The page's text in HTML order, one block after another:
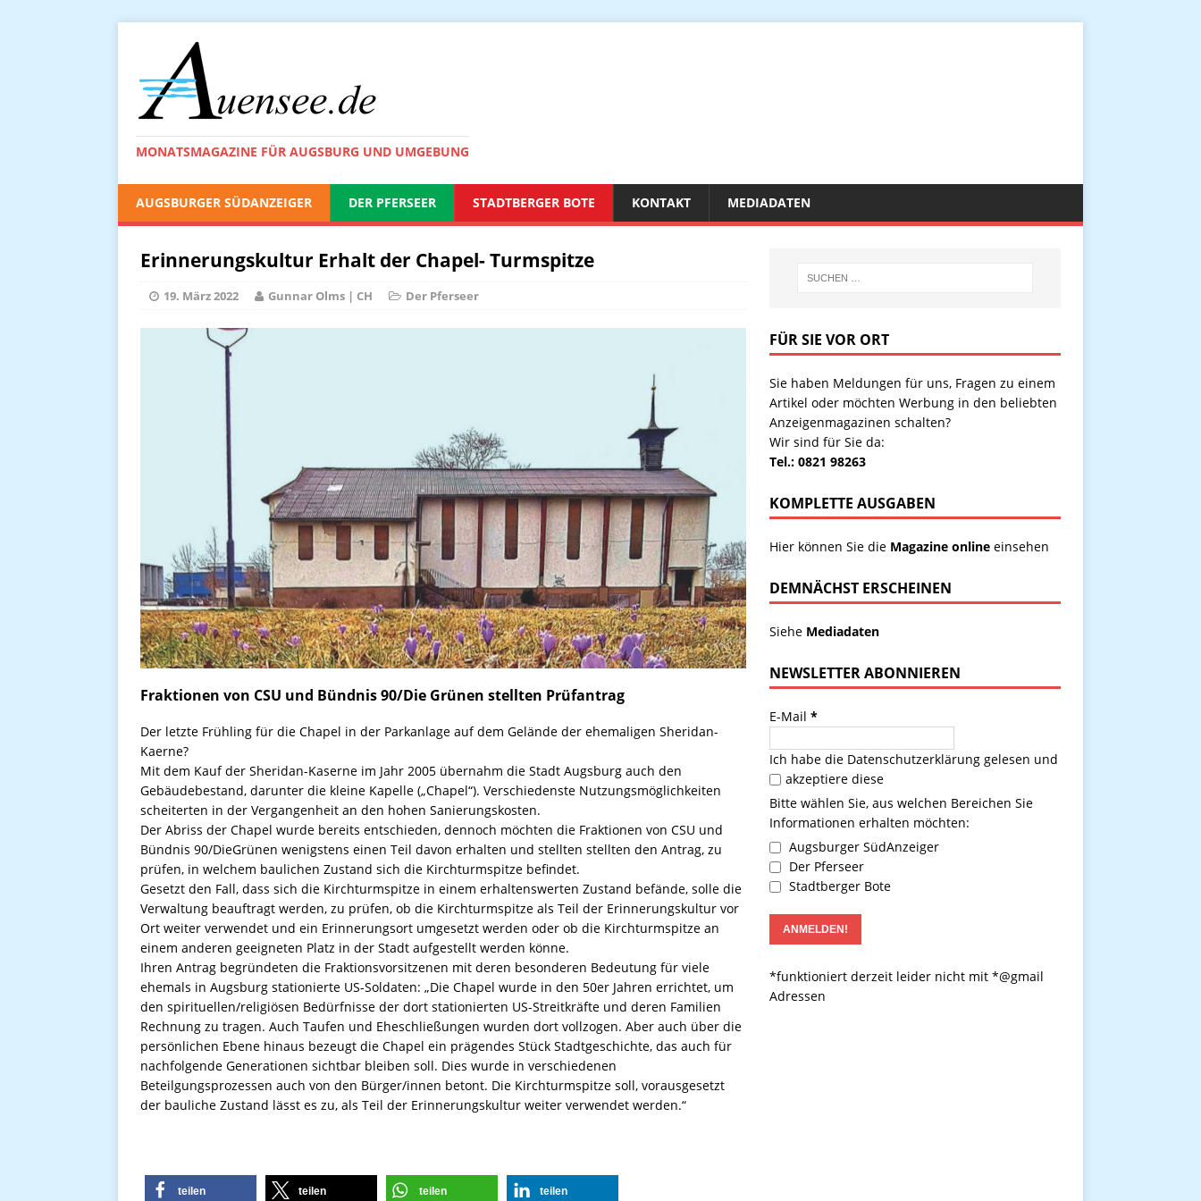
MONATSMAGAZINE FÜR AUGSBURG UND UMGEBUNG
AUGSBURGER SÜDANZEIGER DER PFERSEER STADTBERGER BOTE KONTAKT MEDIADATEN
Erinnerungskultur Erhalt der Chapel- Turmspitze
19. März 2022 Gunnar Olms | CH Der Pferseer
Fraktionen von CSU und Bündnis 90/Die Grünen stellten Prüfantrag
Der letzte Frühling für die Chapel in der Parkanlage auf dem Gelände der ehemaligen Sheridan-
Kaerne?
Mit dem Kauf der Sheridan-Kaserne im Jahr 2005 übernahm die Stadt Augsburg auch den
Gebäudebestand, darunter die kleine Kapelle („Chapel“). Verschiedenste Nutzungsmöglichkeiten
scheiterten in der Vergangenheit an den hohen Sanierungskosten.
Der Abriss der Chapel wurde bereits entschieden, dennoch möchten die Fraktionen von CSU und
Bündnis 90/DieGrünen wenigstens einen Teil davon erhalten und stellten stellten den Antrag, zu
prüfen, in welchem baulichen Zustand sich die Kirchturmspitze befindet.
Gesetzt den Fall, dass sich die Kirchturmspitze in einem erhaltenswerten Zustand befände, solle die
Verwaltung beauftragt werden, zu prüfen, ob die Kirchturmspitze als Teil der Erinnerungskultur vor
Ort weiter verwendet und ein Erinnerungsort umgesetzt werden oder ob die Kirchturmspitze an
einem anderen geeigneten Platz in der Stadt aufgestellt werden könne.
Ihren Antrag begründeten die Fraktionsvorsitzenen mit deren besonderen Bedeutung für viele
ehemals in Augsburg stationierte US-Soldaten: „Die Chapel wurde in den 50er Jahren errichtet, um
den spirituellen/religiösen Bedürfnisse der dort stationierten US-Streitkräfte und deren Familien
Rechnung zu tragen. Auch Taufen und Eheschließungen wurden dort vollzogen. Aber auch über die
persönlichen Ebene hinaus bezeugt die Chapel ein prägendes Stück Stadtgeschichte, das auch für
nachfolgende Generationen sichtbar bleiben soll. Dies wurde in verschiedenen
Beteilgungsprozessen auch von den Bürger/innen betont. Die Kirchturmspitze soll, vorausgesetzt
der bauliche Zustand lässt es zu, als Teil der Erinnerungskultur weiter verwendet werden.“
teilen teilen teilen teilen
FÜR SIE VOR ORT
Sie haben Meldungen für uns, Fragen zu einem
Artikel oder möchten Werbung in den beliebten
Anzeigenmagazinen schalten?
Wir sind für Sie da:
Tel.: 0821 98263
KOMPLETTE AUSGABEN
Hier können Sie die Magazine onlineeinsehen
DEMNÄCHST ERSCHEINEN
Siehe Mediadaten
NEWSLETTER ABONNIEREN
E-Mail *
Ich habe die Datenschutzerklärunggelesen und
akzeptiere diese
Bitte wählen Sie, aus welchen Bereichen Sie
Informationen erhalten möchten:
Augsburger SüdAnzeiger
Der Pferseer
Stadtberger Bote
*funktioniert derzeit leider nicht mit *@gmail
Adressen